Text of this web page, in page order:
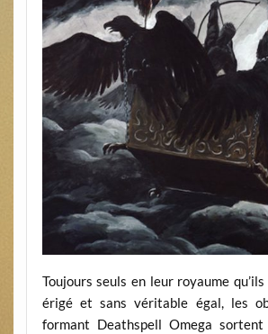
Toujours seuls en leur royaume
érigé et sans véritable égal, les
formant Deathspell Omega sortent